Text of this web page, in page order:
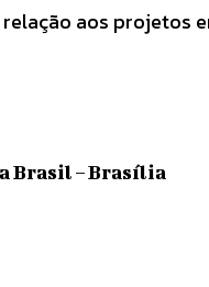
relação aos projetos
Brasil – Brasília